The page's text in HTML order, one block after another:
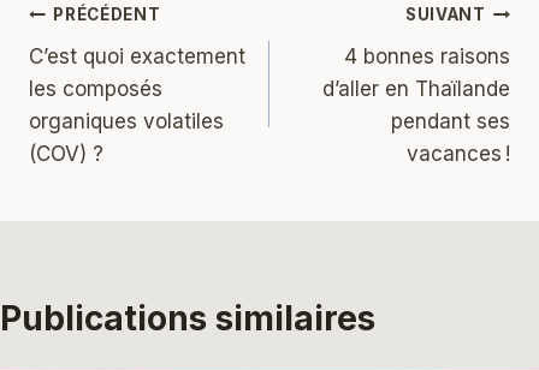
Navigation
de
l’article
PRÉCÉDENT
C’est quoi exactement
les composés
organiques volatiles
(COV) ?
SUIVANT
4 bonnes raisons
d’aller en Thaïlande
pendant ses
vacances !
Publications similaires